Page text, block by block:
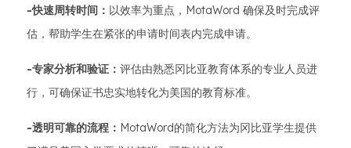
-快速周转时间： 以效率为重点，MotaWord 确保及时完成评
估，帮助学生在紧张的申请时间表内完成申请。
-专家分析和验证： 评估由熟悉冈比亚教育体系的专业人员进
行，可确保证书忠实地转化为美国的教育标准。
-透明可靠的流程： MotaWord的简化方法为冈比亚学生提供